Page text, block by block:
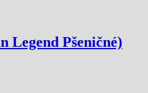
Legend Pšeničné)